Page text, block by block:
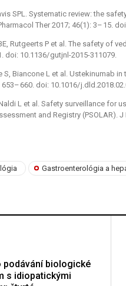
SPL. Systematic review: the
Ther 2017; 46(1): 3– 15.
Rutgeerts P et al. The safety of
doi: 10.1136/gutjnl-2015-311079.
Biancone L et al. Ustekinumab
653– 660. doi: 10.1016/
L et al. Safety surveil­lance for
and Registry (PSOLAR).
Gastroenterológia a
podávání bio­logické
s idiopatickými